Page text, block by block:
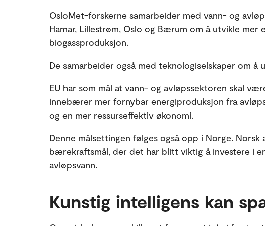
OsloMet-forskerne samarbeider med vann- og
Hamar, Lillestrøm, Oslo og Bærum om å utvikle mer
biogassproduksjon.
De samarbeider også med teknologiselskaper om å
EU har som mål at vann- og avløpssektoren skal
innebærer mer fornybar energiproduksjon fra
og en mer ressurseffektiv økonomi.
Denne målsettingen følges også opp i Norge.
bærekraftsmål, der det har blitt viktig å investere i
avløpsvann.
Kunstig intelligens kan